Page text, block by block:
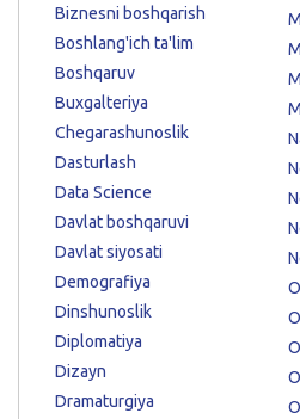
Biznesni boshqarish
Boshlang'ich ta'lim
Boshqaruv
Buxgalteriya
Chegarashunoslik
Dasturlash
Data Science
Davlat boshqaruvi
Davlat siyosati
Demografiya
Dinshunoslik
Diplomatiya
Dizayn
Dramaturgiya